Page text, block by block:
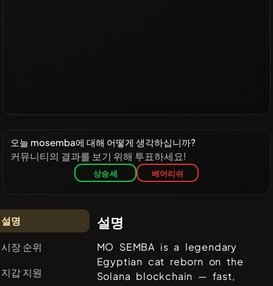
오늘 mosemba에 대해 어떻게 생각하십니까?
커뮤니티의 결과를 보기 위해 투표하세요!
상승세 베어리쉬
설명
시장 순위
지갑 지원
설명
MO SEMBA is a legendary
Egyptian cat reborn on the
Solana blockchain — fast,